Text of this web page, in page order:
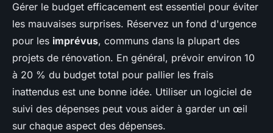
Gérer le budget efficacement est essentiel pour éviter
les mauvaises surprises. Réservez un fond d'urgence
pour les imprévus, communs dans la plupart des
projets de rénovation. En général, prévoir environ 10
à 20 % du budget total pour pallier les frais
inattendus est une bonne idée. Utiliser un logiciel de
suivi des dépenses peut vous aider à garder un œil
sur chaque aspect des dépenses.